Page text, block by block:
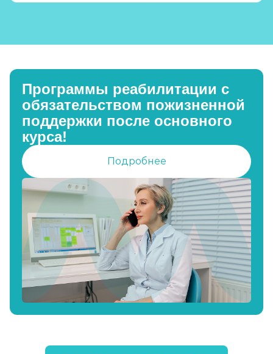
Программы реабилитации с
обязательством пожизненной
поддержки после основного
курса!
Подробнее